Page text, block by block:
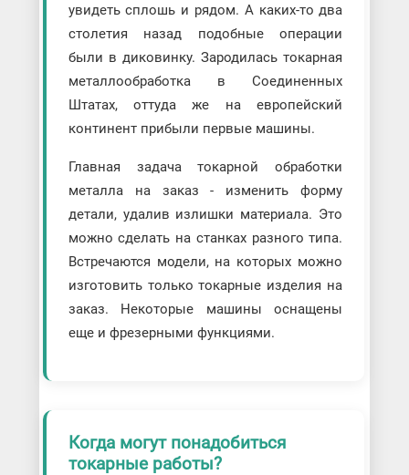
увидеть сплошь и рядом. А каких-то два
столетия назад подобные операции
были в диковинку. Зародилась токарная
металлообработка в Соединенных
Штатах, оттуда же на европейский
континент прибыли первые машины.
Главная задача токарной обработки
металла на заказ - изменить форму
детали, удалив излишки материала. Это
можно сделать на станках разного типа.
Встречаются модели, на которых можно
изготовить только токарные изделия на
заказ. Некоторые машины оснащены
еще и фрезерными функциями.
Когда могут понадобиться
токарные работы?